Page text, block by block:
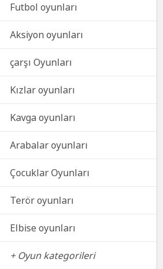
Futbol oyunları
Aksiyon oyunları
çarşı Oyunları
Kızlar oyunları
Kavga oyunları
Arabalar oyunları
Çocuklar Oyunları
Terör oyunları
Elbise oyunları
+ Oyun kategorileri